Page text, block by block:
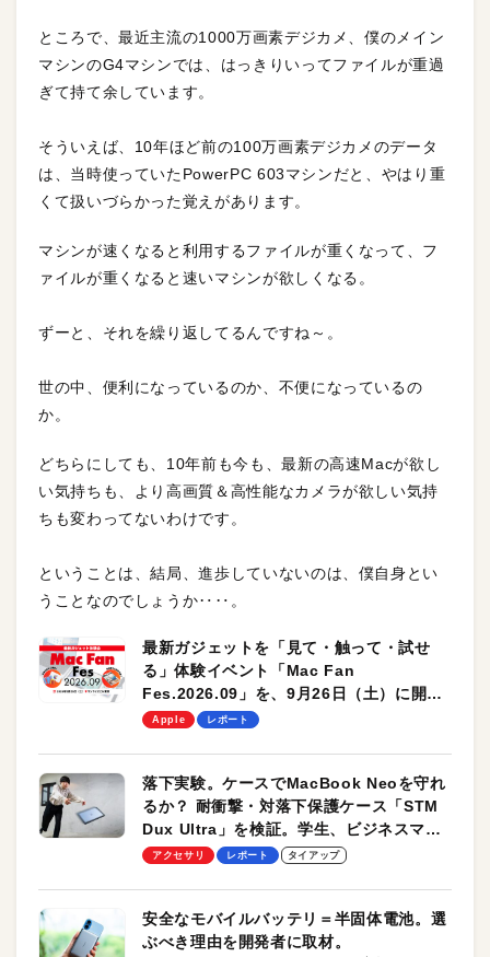
ところで、最近主流の1000万画素デジカメ、僕のメイン
マシンのG4マシンでは、はっきりいってファイルが重過
ぎて持て余しています。
そういえば、10年ほど前の100万画素デジカメのデータ
は、当時使っていたPowerPC 603マシンだと、やはり重
くて扱いづらかった覚えがあります。
マシンが速くなると利用するファイルが重くなって、フ
ァイルが重くなると速いマシンが欲しくなる。
ずーと、それを繰り返してるんですね～。
世の中、便利になっているのか、不便になっているの
か。
どちらにしても、10年前も今も、最新の高速Macが欲し
い気持ちも、より高画質＆高性能なカメラが欲しい気持
ちも変わってないわけです。
ということは、結局、進歩していないのは、僕自身とい
うことなのでしょうか‥‥。
最新ガジェットを「見て・触って・試せ
る」体験イベント「Mac Fan
Fes.2026.09」を、9月26日（土）に開催
します！
Apple レポート
落下実験。ケースでMacBook Neoを守れ
るか？ 耐衝撃・対落下保護ケース「STM
Dux Ultra」を検証。学生、ビジネスマン
のモバイルユースに最適！
アクセサリ レポート タイアップ
安全なモバイルバッテリ＝半固体電池。選
ぶべき理由を開発者に取材。